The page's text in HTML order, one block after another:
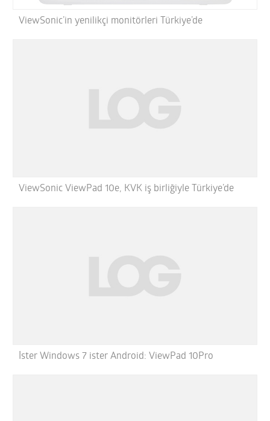
ViewSonic’in yenilikçi monitörleri Türkiye’de
ViewSonic ViewPad 10e, KVK iş birliğiyle Türkiye’de
İster Windows 7 ister Android: ViewPad 10Pro